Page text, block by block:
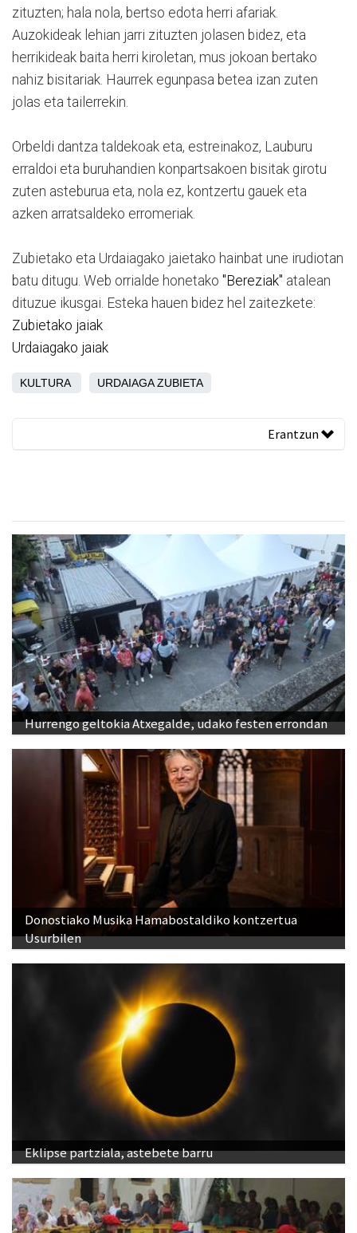
zituzten; hala nola, bertso edota herri afariak.
Auzokideak lehian jarri zituzten jolasen bidez, eta
herrikideak baita herri kiroletan, mus jokoan bertako
nahiz bisitariak. Haurrek egunpasa betea izan zuten
jolas eta tailerrekin.
Orbeldi dantza taldekoak eta, estreinakoz, Lauburu
erraldoi eta buruhandien konpartsakoen bisitak girotu
zuten asteburua eta, nola ez, kontzertu gauek eta
azken arratsaldeko erromeriak.
Zubietako eta Urdaiagako jaietako hainbat une irudiotan
batu ditugu. Web orrialde honetako "Bereziak" atalean
dituzue ikusgai. Esteka hauen bidez hel zaitezkete:
Zubietako jaiak
Urdaiagako jaiak
KULTURA URDAIAGA ZUBIETA
Erantzun
Hurrengo geltokia Atxegalde, udako festen errondan
Donostiako Musika Hamabostaldiko kontzertua
Usurbilen
Eklipse partziala, astebete barru